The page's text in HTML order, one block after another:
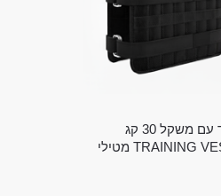
וסט משקולות אפוד עם משקל 30 קג
מתכוונן מקצועי TRAINING VEST מטילי